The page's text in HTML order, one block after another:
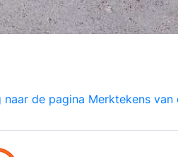
naar de pagina Merktekens van